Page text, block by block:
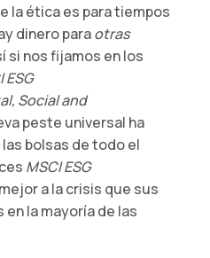
la ética es para tiempos
dinero paraotras
si nos fijamos en los
ESG
Social and
peste universal ha
bolsas de todo el
MSCI ESG
a la crisis que sus
la mayoría de las